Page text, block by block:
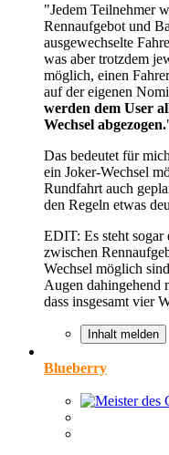
"Jedem Teilnehmer
Rennaufgebot und
ausgewechselte
was aber trotzdem
möglich, einen
auf der eigenen
werden dem User
Wechsel abgezogen.
Das bedeutet für
ein Joker-Wechsel
Rundfahrt auch
den Regeln etwas
EDIT: Es steht sogar
zwischen
Wechsel möglich
Augen dahingehend
dass insgesamt vier
Inhalt melden
Blueberry